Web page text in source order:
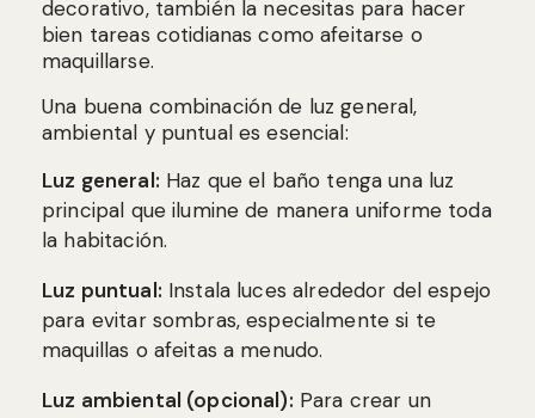
decorativo, también la necesitas para hacer
bien tareas cotidianas como afeitarse o
maquillarse.
Una buena combinación de luz general,
ambiental y puntual es esencial:
Luz general: Haz que el baño tenga una luz
principal que ilumine de manera uniforme toda
la habitación.
Luz puntual: Instala luces alrededor del espejo
para evitar sombras, especialmente si te
maquillas o afeitas a menudo.
Luz ambiental (opcional): Para crear un